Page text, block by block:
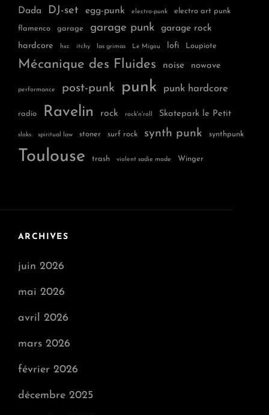
Dada DJ-set egg-punk electro-punk electro art punk
flamenco garage garage punk garage rock
hardcore hxc itchy las grimas Le Migou lofi Loupiote
Mécanique des Fluides noise nowave
performance post-punk punk punk hardcore
radio Ravelin rock rock'n'roll Skatepark le Petit
sloks spiritual law stoner surf rock synth punk synthpunk
Toulouse trash violent sadie mode Winger
ARCHIVES
juin 2026
mai 2026
avril 2026
mars 2026
février 2026
décembre 2025